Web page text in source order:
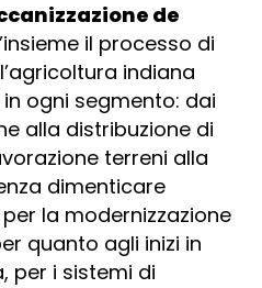
de
il processo di
indiana
ogni segmento: dai
alla distribuzione di
terreni alla
dimenticare
la modernizzazione
quanto agli inizi in
per i sistemi di